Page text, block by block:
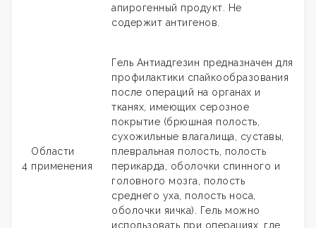
апирогенный продукт. Не
содержит антигенов.
4
Области
применения
Гель Антиадгезин предназначен для
профилактики спайкообразования
после операций на органах и
тканях, имеющих серозное
покрытие (брюшная полость,
сухожильные влагалища, суставы,
плевральная полость, полость
перикарда, оболочки спинного и
головного мозга, полость
среднего уха, полость носа,
оболочки яичка). Гель можно
использовать при операциях, где